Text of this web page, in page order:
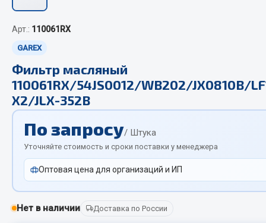
Весь раздел
Отопители салона, подогреватели
Автономные воздушные отопители
Жидкостные подогреватели
Отопители салона
Подогреватели тосола
Весь раздел
Автотовары
Арт.: 110061RX
GAREX
Фильтр масляный
110061RX/54JS0012/WB202/JX0810B/
X2/JLX-352B
По запросу/ Штука
Уточняйте стоимость и сроки поставки у менеджера
Оптовая цена для организаций и ИП
Нет в наличии Доставка по России